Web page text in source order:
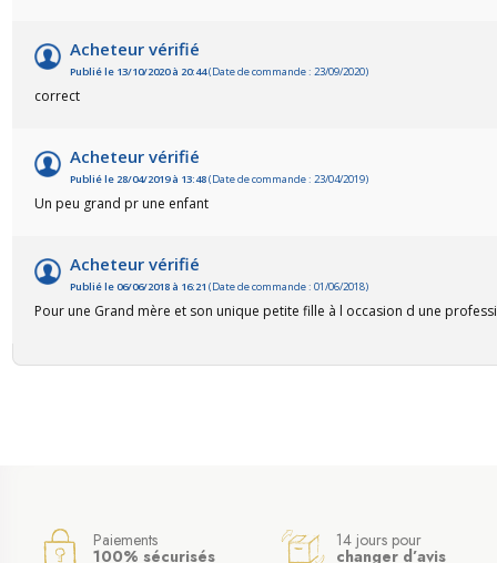
Acheteur vérifié
Publié le 13/10/2020 à 20:44(Date de commande : 23/09/2020)
correct
Acheteur vérifié
Publié le 28/04/2019 à 13:48(Date de commande : 23/04/2019)
Un peu grand pr une enfant
Acheteur vérifié
Publié le 06/06/2018 à 16:21 (Date de commande : 01/06/2018)
Pour une Grand mère et son unique petite fille à l occasion d une
Paiements
100% sécurisés
14 jours pour
changer d’avis